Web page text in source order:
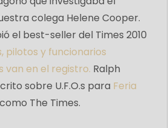
colega Helene Cooper.
el best-seller del Times 2010
pilotos y funcionarios
en el registro. Ralph
sobre U.F.O.s para Feria
The Times.